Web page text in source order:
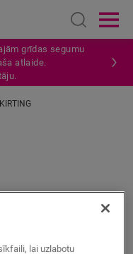
Open
grīdas segumu
atlaide.
lai uzlabotu